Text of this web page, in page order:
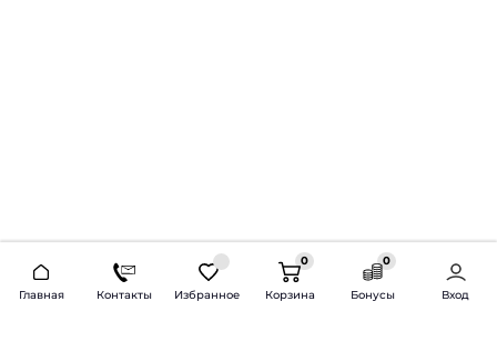
Главная Контакты Избранное
0
Корзина
0
Бонусы Вход
2026 © Продажа и установка автозвука.
Доставка по всей России и СНГ